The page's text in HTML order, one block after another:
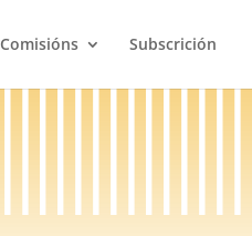
Comisións Subscrición